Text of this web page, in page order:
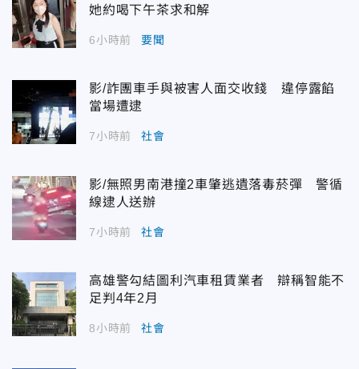
她約喝下午茶求和解
6小時前 要聞
影/詐團車手與被害人面交收錢 違停露餡
當場遭逮
7小時前 社會
影/無照男南港撞2車肇逃遺落毒菸彈 警循
線逮人送辦
7小時前 社會
高雄警勾結圖利汽車租賃業者 辯稱智能不
足判4年2月
8小時前 社會